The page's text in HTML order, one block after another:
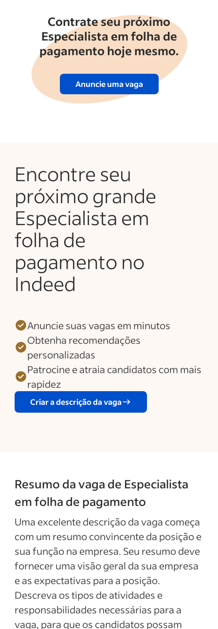
Contrate seu próximo
Especialista em folha de
pagamento hoje mesmo.
Anuncie uma vaga
Encontre seu
próximo grande
Especialista em
folha de
pagamento no
Indeed
Anuncie suas vagas em minutos
Obtenha recomendações
personalizadas
Patrocine e atraia candidatos com mais
rapidez
Criar a descrição da vaga
Resumo da vaga de Especialista
em folha de pagamento
Uma excelente descrição da vaga começa
com um resumo convincente da posição e
sua função na empresa. Seu resumo deve
fornecer uma visão geral da sua empresa
e as expectativas para a posição.
Descreva os tipos de atividades e
responsabilidades necessárias para a
vaga, para que os candidatos possam